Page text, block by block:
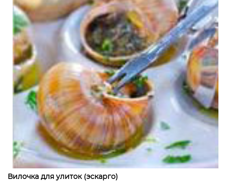
Вилочка для улиток (эскарго)